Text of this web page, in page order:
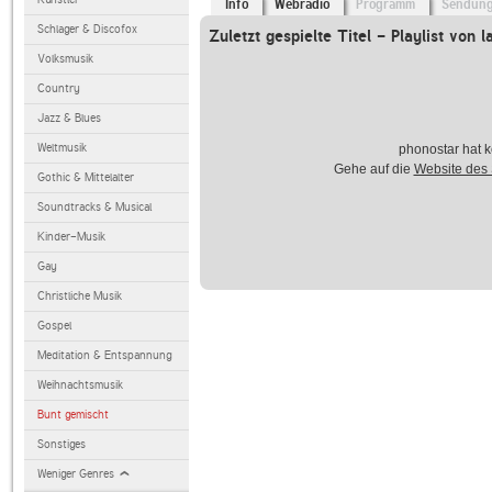
Schlager & Discofox
Volksmusik
Country
Jazz & Blues
Weltmusik
Gothic & Mittelalter
Soundtracks & Musical
Kinder-Musik
Gay
Christliche Musik
Gospel
Meditation & Entspannung
Weihnachtsmusik
Bunt gemischt
Sonstiges
Weniger Genres
Info Webradio Programm
Zuletzt gespielte Titel - Playlist von
phonostar hat
Gehe auf die Website des